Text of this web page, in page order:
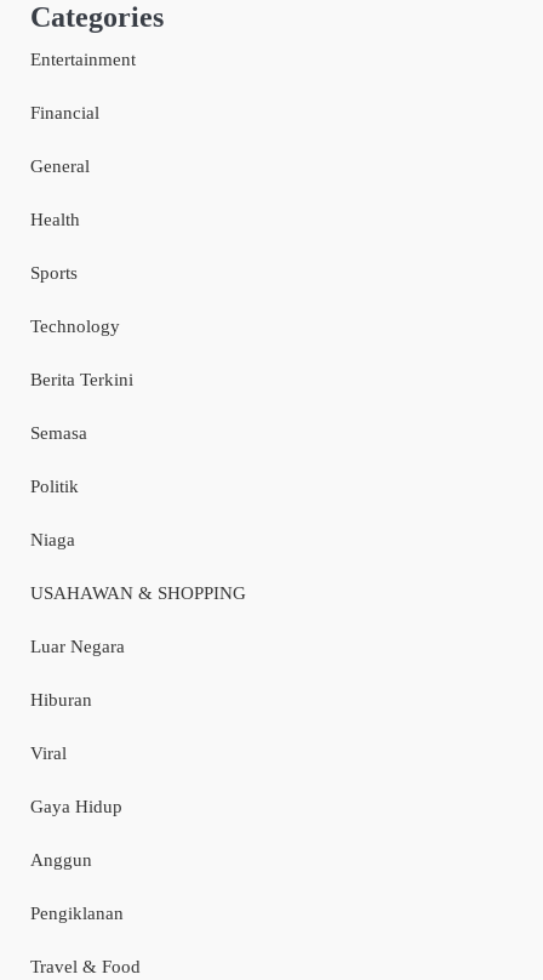
Categories
Entertainment
Financial
General
Health
Sports
Technology
Berita Terkini
Semasa
Politik
Niaga
USAHAWAN & SHOPPING
Luar Negara
Hiburan
Viral
Gaya Hidup
Anggun
Pengiklanan
Travel & Food